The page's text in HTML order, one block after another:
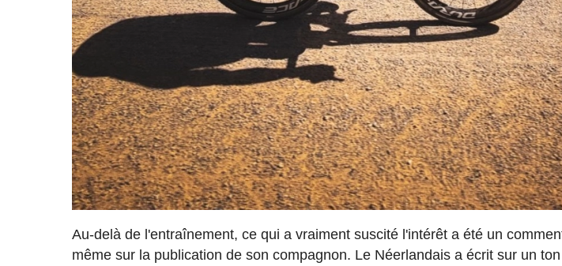
Au-delà de l'entraînement, ce qui a vraiment suscité l'intérêt a été un
même sur la publication de son compagnon. Le Néerlandais a écrit sur un